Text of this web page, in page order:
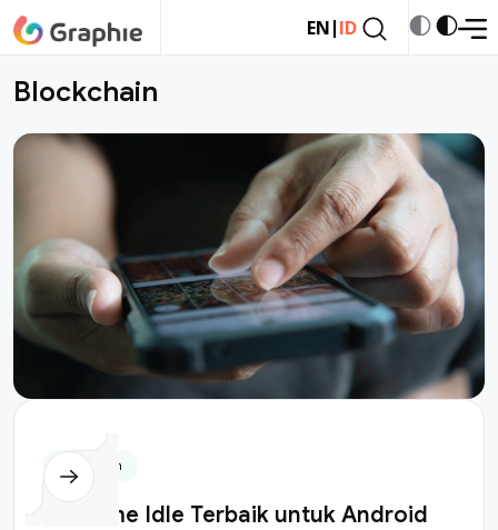
EN|ID
Blockchain
Blockchain
26 Game Idle Terbaik untuk Android